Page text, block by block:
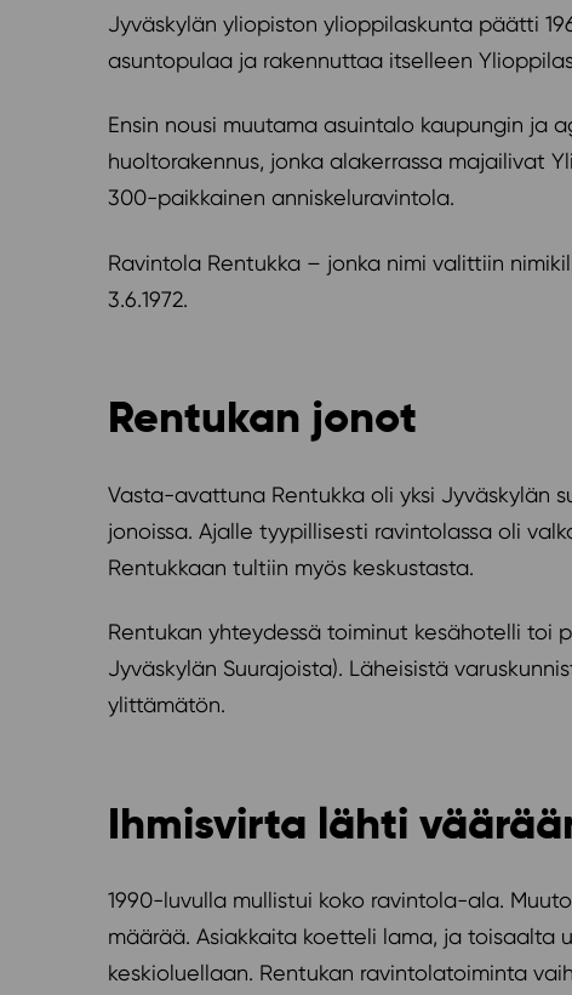
Jyväskylän yliopiston ylioppilaskunta päätti
asuntopulaa ja rakennuttaa itselleen
Ensin nousi muutama asuintalo kaupungin ja
huoltorakennus, jonka alakerrassa majailivat
300-paikkainen anniskeluravintola.
Ravintola Rentukka – jonka nimi valittiin
3.6.1972.
Rentukan jonot
Vasta-avattuna Rentukka oli yksi Jyväskylän
jonoissa. Ajalle tyypillisesti ravintolassa oli
Rentukkaan tultiin myös keskustasta.
Rentukan yhteydessä toiminut kesähotelli toi
Jyväskylän Suurajoista). Läheisistä
ylittämätön.
Ihmisvirta lähti
1990-luvulla mullistui koko ravintola-ala.
määrää. Asiakkaita koetteli lama, ja
keskioluellaan. Rentukan ravintolatoiminta